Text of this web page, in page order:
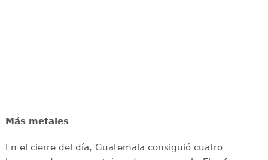
Más metales
En el cierre del día, Guatemala consiguió cuatro